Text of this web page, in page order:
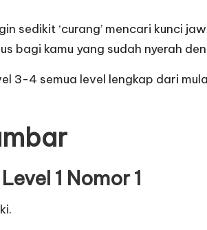
sedikit ‘curang’ mencari kunci
bagi kamu yang sudah nyerah
3-4 semua level lengkap dari
1 Nomor 1